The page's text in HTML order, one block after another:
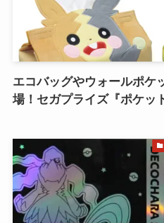
エコバッグやウォールポケ
場！セガプライズ『ポケッ